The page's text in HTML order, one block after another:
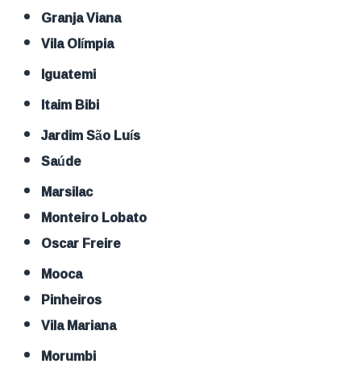
Granja Viana
Vila Olímpia
Iguatemi
Itaim Bibi
Jardim São Luís
Saúde
Marsilac
Monteiro Lobato
Oscar Freire
Mooca
Pinheiros
Vila Mariana
Morumbi